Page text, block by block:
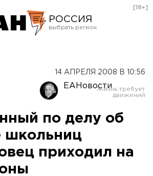
РОССИЯ
Оренбург
[18+]
14 АПРЕЛЯ 2008 В 10:56
ЕАНовости
по делу об
школьниц
приходил на